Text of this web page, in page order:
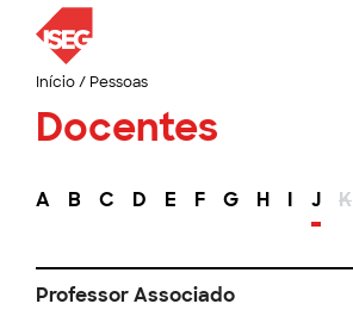
Início/ Pessoas
Docentes
A B C D E F G H I J K
Professor Associado